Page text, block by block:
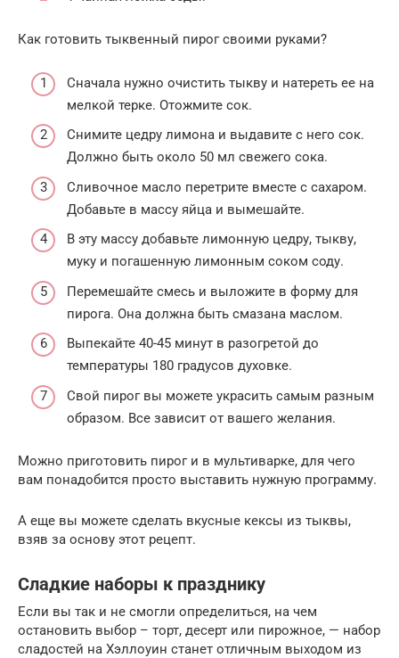
Как готовить тыквенный пирог своими руками?
Сначала нужно очистить тыкву и натереть ее на
мелкой терке. Отожмите сок.
Снимите цедру лимона и выдавите с него сок.
Должно быть около 50 мл свежего сока.
Сливочное масло перетрите вместе с сахаром.
Добавьте в массу яйца и вымешайте.
В эту массу добавьте лимонную цедру, тыкву,
муку и погашенную лимонным соком соду.
Перемешайте смесь и выложите в форму для
пирога. Она должна быть смазана маслом.
Выпекайте 40-45 минут в разогретой до
температуры 180 градусов духовке.
Свой пирог вы можете украсить самым разным
образом. Все зависит от вашего желания.
Можно приготовить пирог и в мультиварке, для чего
вам понадобится просто выставить нужную программу.
А еще вы можете сделать вкусные кексы из тыквы,
взяв за основу этот рецепт.
Сладкие наборы к празднику
Если вы так и не смогли определиться, на чем
остановить выбор – торт, десерт или пирожное, — набор
сладостей на Хэллоуин станет отличным выходом из